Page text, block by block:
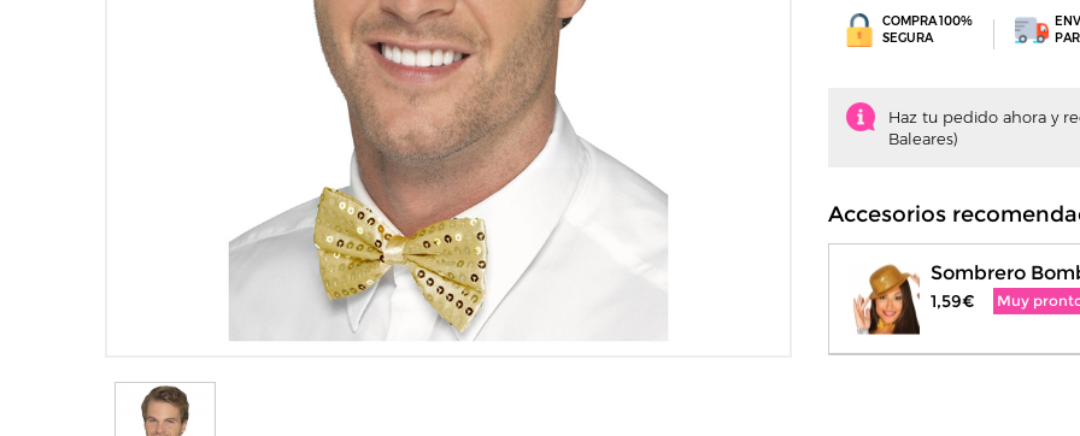
COMPRA 100%
SEGURA
Haz tu pedido ahora y
Baleares)
Accesorios
Sombrero
1,59€ Muy